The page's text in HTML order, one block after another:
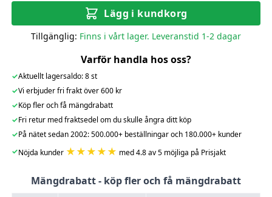
Lägg i kundkorg
Tillgänglig: Finns i vårt lager. Leveranstid 1-2 dagar
Varför handla hos oss?
✓Aktuellt lagersaldo: 8 st
✓Vi erbjuder fri frakt över 600 kr
✓Köp fler och få mängdrabatt
✓Fri retur med fraktsedel om du skulle ångra ditt köp
✓På nätet sedan 2002: 500.000+ beställningar och 180.000+ kunder
✓Nöjda kunder ★★★★★ med 4.8 av 5 möjliga på Prisjakt
Mängdrabatt - köp fler och få mängdrabatt